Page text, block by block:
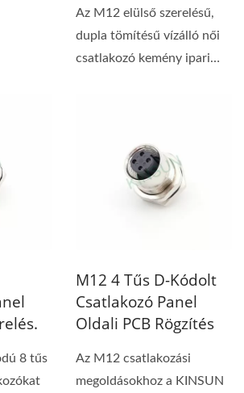
Az M12 elülső szerelésű,
dupla tömítésű vízálló női
csatlakozó kemény ipari
8 tűs
M12 4 Tűs D-Kódolt
Csatlakozó Panel
Oldali PCB Rögzítés
Az M12 csatlakozási
megoldásokhoz a KINSUN